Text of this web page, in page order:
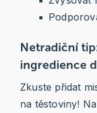
Netradiční
ingredience
Zkuste přidat
na těstoviny!